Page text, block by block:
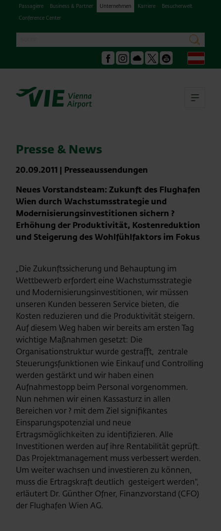
Passagiere Business & Partner Unternehmen Karriere
Besucherwelt
Conference Center
suchen
Facebook
Instagram
Podcast Youtube
Presse & News
20.09.2011 | Presseaussendungen
Neues Vorstandsteam: Zukunft des Flughafen
Wien durch Wachstumsstrategie und
Modernisierungsinvestitionen sichern ?
Erhöhung der Produktivität, Kostenreduktion
und Steigerung des Wohlfühlfaktors im Fokus
„Die Zukunftssicherung und Behauptung im
Wettbewerb erfordert eine Wachstumsstrategie
und Modernisierungsinvestitionen, wir müssen
unseren Kunden besseren Service bieten, die
Kosten reduzieren und die Produktivität steigern.
Auf diesem Weg haben wir bereits am ersten Tag
wichtige Maßnahmen gesetzt: Die
Organisationstruktur wurde gestrafft, zentrale
Steuerungsfunktionen wie Einkauf und Controlling
werden gestärkt und wir haben einen
Aufnahmestopp beim Personal vorgenommen.
Nun nehmen wir einen Kassasturz in allen
Bereichen vor ? mit dem Ziel signifikantes
Einsparungspotenzial und neue
Ertragsmöglichkeiten zu identifizieren. Alle
Investitionen werden auf ihre Rentabilität geprüft.
Das Projektmanagement muss verbessert werden.
Um weiter wachsen und investieren zu können,
muss die Ertragskraft deutlich gesteigert werden",
erläutert Dr. Günther Ofner, Finanzvorstand (CFO)
der Flughafen Wien AG.